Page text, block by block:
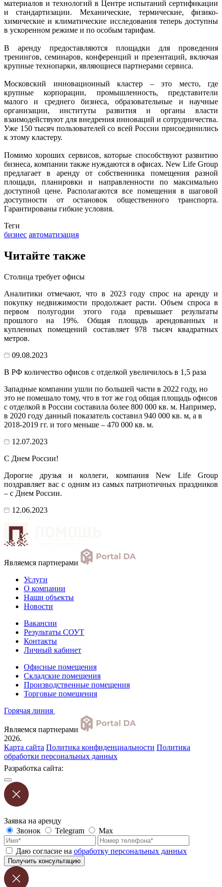
материалов и технологий в Центре испытаний сертификации
и стандартизации. Механические, термические, физико-
химические и климатические исследования теперь доступны
в ускоренном режиме и по особым тарифам.
В аренду предоставляются площадки для проведения
тренингов, семинаров, конференций и презентаций, включая
крупные технопарки, являющиеся партнерами сервиса.
Московский инновационный кластер – это место, где
крупные корпорации, промышленность, представители
малого и среднего бизнеса, образовательные и научные
организации, институты развития и органы власти
взаимодействуют для внедрения инноваций и сотрудничества.
Уже 150 тысяч пользователей со всей России присоединились
к этому кластеру.
Помимо хороших сервисов, которые способствуют развитию
бизнеса, компании также нуждаются в офисах. New Life Group
предлагает в аренду от собственника помещения разной
площади, планировки и направленности по максимально
доступной цене. Располагаются все помещения в шаговой
доступности от остановок общественного транспорта.
Гарантированы гибкие условия.
Теги
бизнес автоматизация
Читайте также
Столица требует офисы
Аналитики отмечают, что в 2023 году спрос на аренду и
покупку недвижимости продолжает расти. Объем спроса в
первом полугодии этого года превышает результаты
прошлого на 19%. Общая площадь арендованных и
купленных помещений составляет 978 тысяч квадратных
метров.
09.08.2023
В РФ количество офисов с отделкой увеличилось в 1,5 раза
Западные компании ушли по большей части в 2022 году, но
это не помешало тому, что в тот же год общая площадь офисов
с отделкой в России составила более 800 000 кв. м. Например,
в 2020 году данный показатель составил 940 000 кв. м, а в
2018-2019 гг. и того меньше – 470 000 кв. м.
12.07.2023
С Днем России!
Дорогие друзья и коллеги, компания New Life Group
поздравляет вас с одним из самых патриотичных праздников
– с Днем России.
12.06.2023
Являемся партнерами
Услуги
О компании
Наши объекты
Новости
Вакансии
Результаты СОУТ
Контакты
Личный кабинет
Офисные помещения
Складские помещения
Производственные помещения
Торговые помещения
Горячая линия
Являемся партнерами
2026.
Карта сайта Политика конфиденциальности Политика
обработки персональных данных
Разработка сайта:
Заявка на аренду
Звонок
Telegram Max
Даю согласие на обработку персональных данных
Получить консультацию